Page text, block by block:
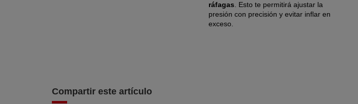
ráfagas . Esto te permitirá ajustar la
presión con precisión y evitar inflar en
exceso.
Compartir este artículo